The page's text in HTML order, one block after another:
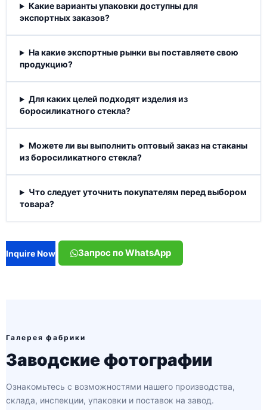
Какие варианты упаковки доступны для
экспортных заказов?
На какие экспортные рынки вы поставляете свою
продукцию?
Для каких целей подходят изделия из
боросиликатного стекла?
Можете ли вы выполнить оптовый заказ на стаканы
из боросиликатного стекла?
Что следует уточнить покупателям перед выбором
товара?
Inquire Now Запрос по WhatsApp
Галерея фабрики
Заводские фотографии
Ознакомьтесь с возможностями нашего производства,
склада, инспекции, упаковки и поставок на завод.